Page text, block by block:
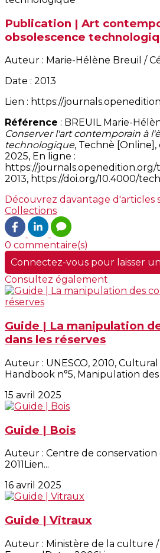
Publication | Art
obsolescence
Auteur : Marie-Hélène Breuil /
Date : 2013
Lien : https://
Référence : BREUIL Marie-
Conserver l'art contemporain à
technologique, Technè
2025, En ligne :
https://journals.openedition.org/
2013, https://doi.org/10.4000/
Découvrez davantage d'articles
Collections
0 commentaire(s)
Connectez-vous pour laisser
Consultez également
Guide | La manipulation
dans les réserves
Auteur : UNESCO, 2010,
Handbook n°5, Manipulation des
15 avril 2025
Guide | Bois
Auteur : Centre de
2011Lien...
16 avril 2025
Guide | Vitraux
Auteur : Ministère de la culture